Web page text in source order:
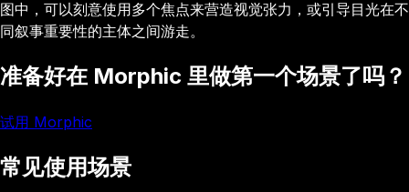
图中，可以刻意使用多个焦点来营造视觉张力，或引导目光在不
同叙事重要性的主体之间游走。
准备好在 Morphic 里做第一个场景了吗？
试用 Morphic
常见使用场景